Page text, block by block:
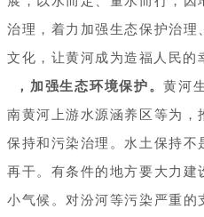
治理，着力加强生态保护治
文化，让黄河成为造福人民的
，加强生态环境保护。黄河
南黄河上游水源涵养区等为
保持和污染治理。水土保持
再干。有条件的地方要大力
小气候。对汾河等污染严重